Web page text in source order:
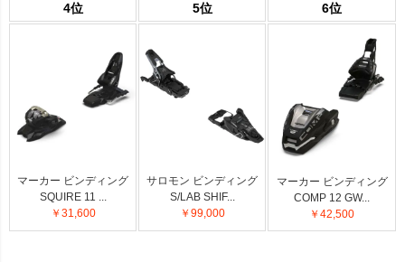
4位 5位 6位
マーカー ビンディング
SQUIRE 11 ...
￥31,600
サロモン ビンディング
S/LAB SHIF...
￥99,000
マーカー ビンディング
COMP 12 GW...
￥42,500